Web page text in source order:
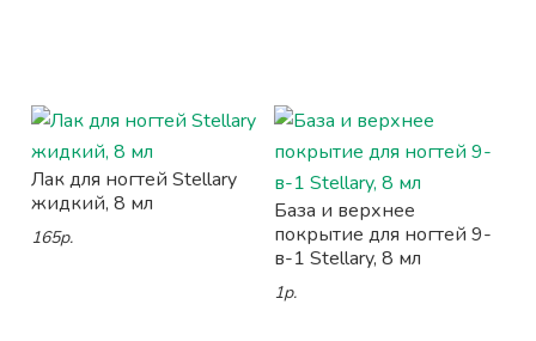
Лак для ногтей Stellary
жидкий, 8 мл
165р.
База и верхнее
покрытие для ногтей 9-
в-1 Stellary, 8 мл
1р.